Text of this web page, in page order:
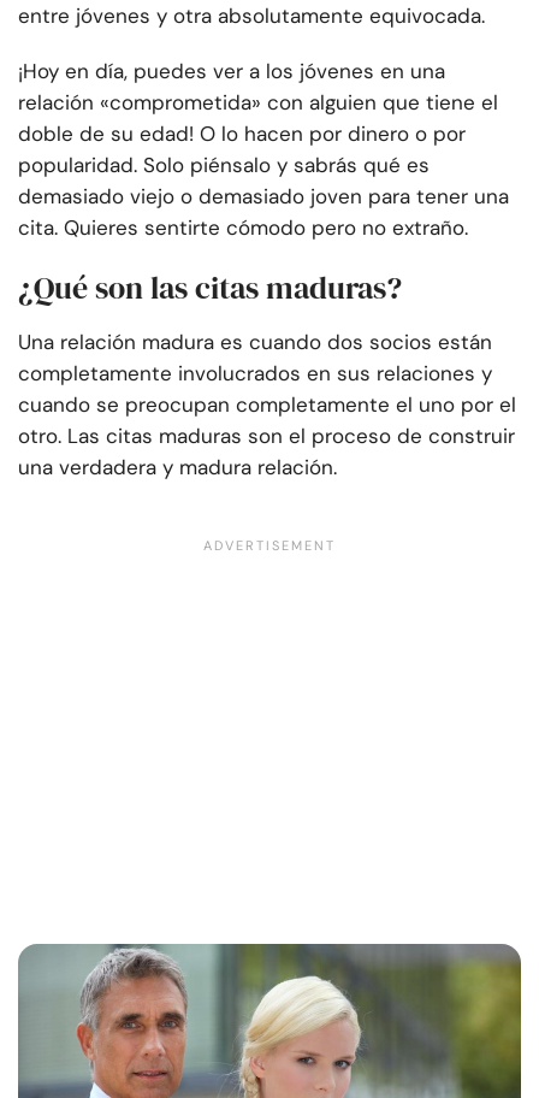
entre jóvenes y otra absolutamente equivocada.
¡Hoy en día, puedes ver a los jóvenes en una
relación «comprometida» con alguien que tiene el
doble de su edad! O lo hacen por dinero o por
popularidad. Solo piénsalo y sabrás qué es
demasiado viejo o demasiado joven para tener una
cita. Quieres sentirte cómodo pero no extraño.
¿Qué son las citas maduras?
Una relación madura es cuando dos socios están
completamente involucrados en sus relaciones y
cuando se preocupan completamente el uno por el
otro. Las citas maduras son el proceso de construir
una verdadera y madura relación.